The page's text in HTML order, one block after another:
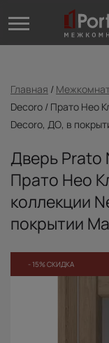
Главная /
Decoro / Прато Нео
Decoro, ДО, в
Дверь Prato
Прато Нео
коллекции
покрытии
- 15% СКИДКА